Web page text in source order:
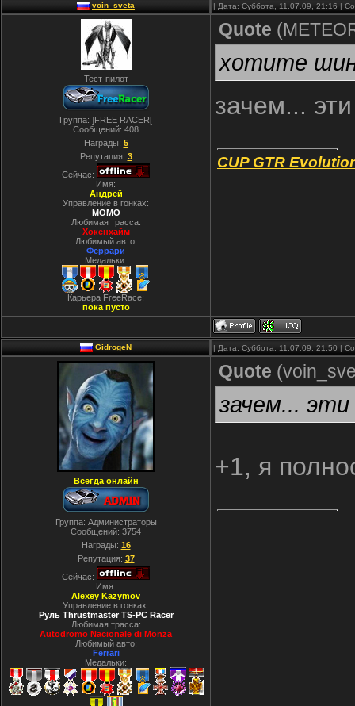
voin_sveta | Дата: Суббота, 11.07.09, 21:16 |
Тест-пилот
Группа: ]FREE RACER[
Сообщений: 408
Награды: 5
Репутация: 3
Сейчас:
Имя:
Андрей
Управление в гонках:
MOMO
Любимая трасса:
Хокенхайм
Любимый авто:
Феррари
Медальки:
Карьера FreeRace:
пока пусто
Quote (
хотите
зачем...
CUP GTR
GidrogeN | Дата: Суббота, 11.07.09, 21:50 |
Всегда онлайн
Группа: Администраторы
Сообщений: 3754
Награды: 16
Репутация: 37
Сейчас:
Имя:
Alexey Kazymov
Управление в гонках:
Руль Thrustmaster TS-PC Racer
Любимая трасса:
Autodromo Nacionale di Monza
Любимый авто:
Ferrari
Медальки:
Quote (
зачем...
+1, я